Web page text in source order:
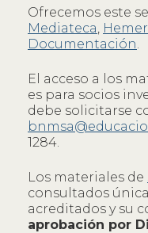
Ofrecemos este
Mediateca
Documentación
El acceso a los
es para socios
debe solicitarse
1284.
Los materiales de
consultados
acreditados y su
aprobación por